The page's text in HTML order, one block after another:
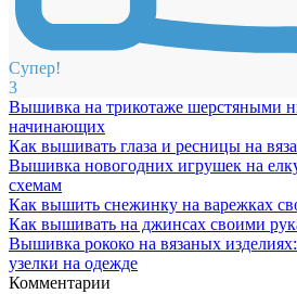
Супер!
3
Вышивка на трикотаже шерстяными
начинающих
Как вышивать глаза и ресницы на
Вышивка новогодних игрушек на
схемам
Как вышить снежинку на варежках
Как вышивать на джинсах своими
Вышивка рококо на вязаных
узелки на одежде
Комментарии